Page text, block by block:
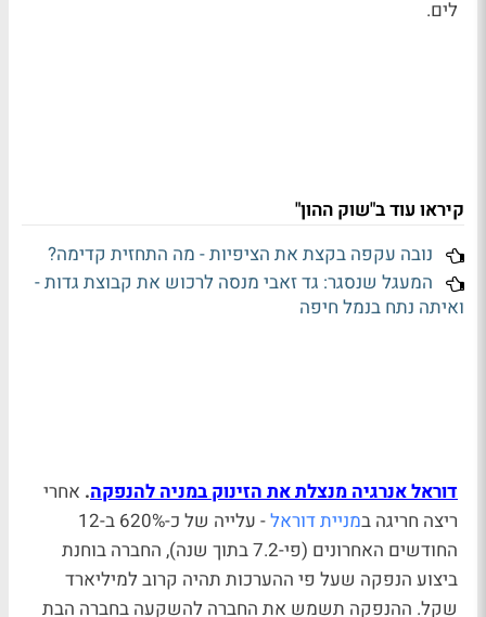
לים.
קיראו עוד ב"שוק ההון"
נובה עקפה בקצת את הציפיות - מה התחזית קדימה?
המעגל שנסגר: גד זאבי מנסה לרכוש את קבוצת גדות -
ואיתה נתח בנמל חיפה
דוראל אנרגיה מנצלת את הזינוק במניה להנפקה. אחרי
ריצה חריגה במניית דוראל
- עלייה של כ-620% ב-12
החודשים האחרונים (פי-7.2 בתוך שנה), החברה בוחנת
ביצוע הנפקה שעל פי ההערכות תהיה קרוב למיליארד
שקל. ההנפקה תשמש את החברה להשקעה בחברה הבת